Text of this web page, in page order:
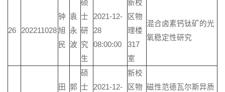
26 202211028
钟
旭
民
袁
永
波
硕
士
研
究
生
2021-12-
28
08:00:00
新校
区物
理楼
317
室
混合卤素钙钛矿的光
氧稳定性研究
田
郭
硕
士
2021-12-
新校
区物 磁性范德瓦尔斯异质